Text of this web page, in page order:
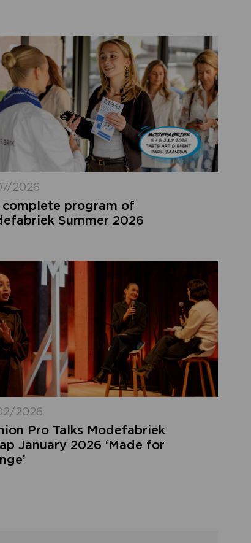
2026
complete program of
Summer 2026
2026
Pro Talks Modefabriek
January 2026 ‘Made for